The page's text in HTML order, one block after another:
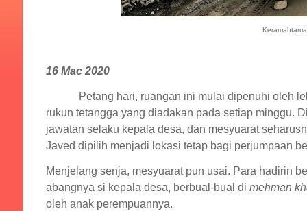
16 Mac 2020
Petang hari, ruangan ini mulai dipenuhi oleh
rukun tetangga yang diadakan pada setiap minggu.
jawatan selaku kepala desa, dan mesyuarat
Javed dipilih menjadi lokasi tetap bagi perjumpaan
Menjelang senja, mesyuarat pun usai. Para hadirin
abangnya si kepala desa, berbual-bual di mehman
oleh anak perempuannya.